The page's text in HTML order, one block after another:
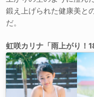
鍛え上げられた健康美と
だ。
虹咲カリナ「雨上がり！